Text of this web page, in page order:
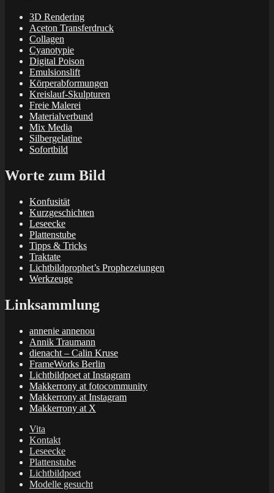
3D Rendering
Aceton Transferdruck
Collagen
Cyanotypie
Digital Poison
Emulsionslift
Körperabformungen
Kreislauf-Skulpturen
Freie Malerei
Materialverbund
Mix Media
Silbergelatine
Sofortbild
Worte zum Bild
Konfusität
Kurzgeschichten
Leseecke
Plattenstube
Tipps & Tricks
Traktate
Lichtbildprophet’s Prophezeiungen
Werkzeuge
Linksammlung
annenie annenou
Annik Traumann
dienacht – Calin Kruse
FrameWorks Berlin
Lichtbildpoet at Instagram
Makkerrony at fotocommunity
Makkerrony at Instagram
Makkerrony at X
Vita
Kontakt
Leseecke
Plattenstube
Lichtbildpoet
Modelle gesucht